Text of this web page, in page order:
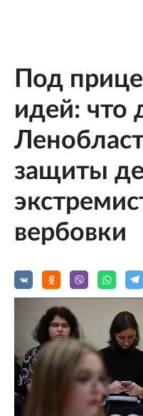
Под
идей: что
защиты
вербовки